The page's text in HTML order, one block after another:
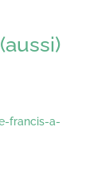
francis-a-